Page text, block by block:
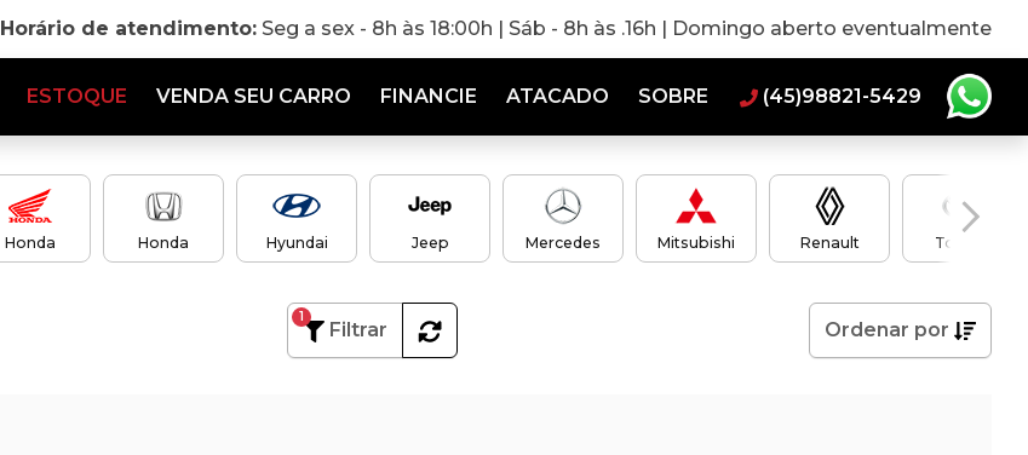
Horário de atendimento: Seg a sex - 8h às 18:00h | Sáb - 8h às .16h | Domingo aberto eventualmente
ESTOQUE VENDA SEU CARRO FINANCIE ATACADO SOBRE (45)98821-5429
Honda Honda Hyundai Jeep Mercedes Mitsubishi Renault Toyota
Filtrar
1
Ordenar por